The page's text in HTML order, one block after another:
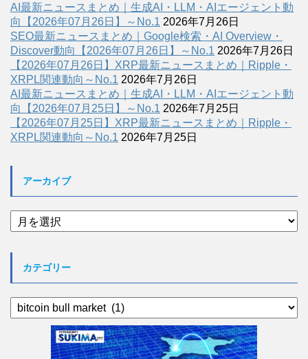
AI最新ニュースまとめ｜生成AI・LLM・AIエージェント動
向【2026年07月26日】～No.1 2026年7月26日
SEO最新ニュースまとめ｜Google検索・AI Overview・
Discover動向【2026年07月26日】～No.1 2026年7月26日
【2026年07月26日】XRP最新ニュースまとめ｜Ripple・
XRPL関連動向～No.1 2026年7月26日
AI最新ニュースまとめ｜生成AI・LLM・AIエージェント動
向【2026年07月25日】～No.1 2026年7月25日
【2026年07月25日】XRP最新ニュースまとめ｜Ripple・
XRPL関連動向～No.1 2026年7月25日
アーカイブ
ア
ー
カテゴリー
カ
テ